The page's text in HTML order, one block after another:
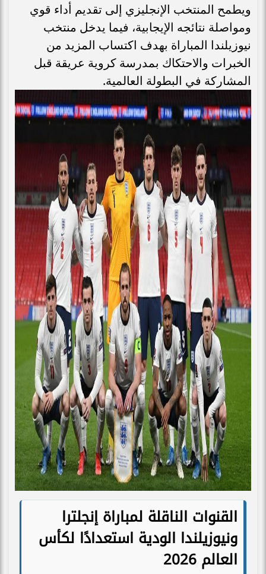
ويطمح المنتخب الإنجليزي إلى تقديم أداء قوي
ومواصلة نتائجه الإيجابية، فيما يدخل منتخب
نيوزيلندا المباراة بهدف اكتساب المزيد من
الخبرات والاحتكاك بمدرسة كروية عريقة قبل
المشاركة في البطولة العالمية.
القنوات الناقلة لمباراة إنجلترا
ونيوزيلندا الودية استعدادًا لكأس
العالم 2026